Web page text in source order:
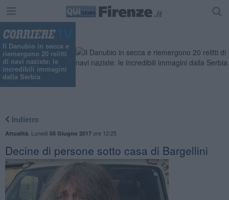
Il Danubio in secca e
riemergono 20 relitti
di navi naziste: le
incredibili immagini
dalla Serbia
Indietro
Attualità Lunedì 05 Giugno 2017ore 12:25
Decine di persone sotto casa di Bargellini